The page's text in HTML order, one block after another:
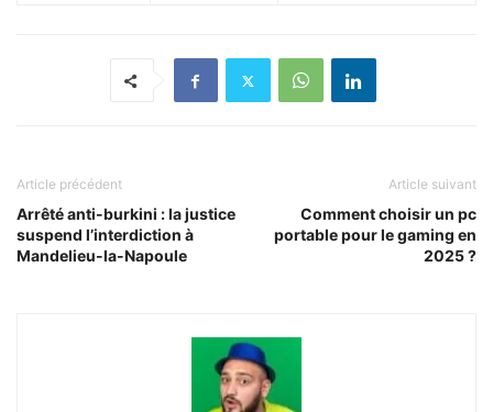
Article précédent
Arrêté anti-burkini : la justice
suspend l’interdiction à
Mandelieu-la-Napoule
Article suivant
Comment choisir un pc
portable pour le gaming en
2025 ?